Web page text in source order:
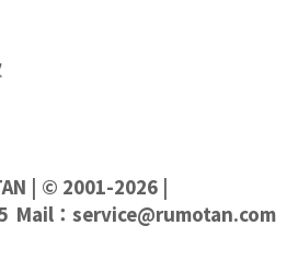
| © 2001-2026 |
Mail： service@rumotan.com